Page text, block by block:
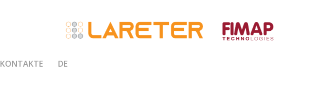
KONTAKTE DE